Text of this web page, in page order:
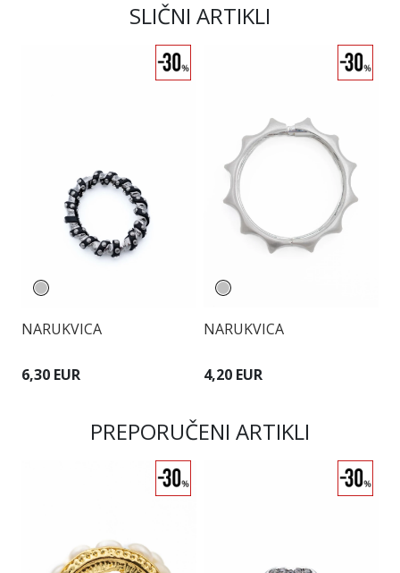
SLIČNI ARTIKLI
NARUKVICA
6,30 EUR
NARUKVICA
4,20 EUR
PREPORUČENI ARTIKLI